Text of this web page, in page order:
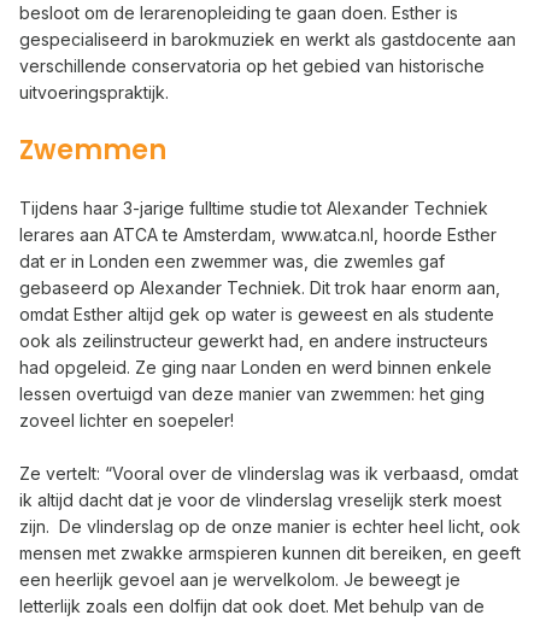
besloot om de lerarenopleiding te gaan doen. Esther is
gespecialiseerd in barokmuziek en werkt als gastdocente aan
verschillende conservatoria op het gebied van historische
uitvoeringspraktijk.
Zwemmen
Tijdens haar 3-jarige fulltime studie tot Alexander Techniek
lerares aan ATCA te Amsterdam, www.atca.nl , hoorde Esther
dat er in Londen een zwemmer was, die zwemles gaf
gebaseerd op Alexander Techniek. Dit trok haar enorm aan,
omdat Esther altijd gek op water is geweest en als studente
ook als zeilinstructeur gewerkt had, en andere instructeurs
had opgeleid. Ze ging naar Londen en werd binnen enkele
lessen overtuigd van deze manier van zwemmen: het ging
zoveel lichter en soepeler!
Ze vertelt: “Vooral over de vlinderslag was ik verbaasd, omdat
ik altijd dacht dat je voor de vlinderslag vreselijk sterk moest
zijn. De vlinderslag op de onze manier is echter heel licht, ook
mensen met zwakke armspieren kunnen dit bereiken, en geeft
een heerlijk gevoel aan je wervelkolom. Je beweegt je
letterlijk zoals een dolfijn dat ook doet. Met behulp van de